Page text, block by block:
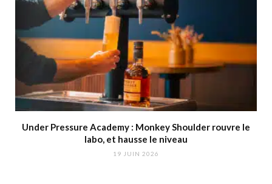
Under Pressure Academy : Monkey Shoulder rouvre le
labo, et hausse le niveau
19 JUIN 2026